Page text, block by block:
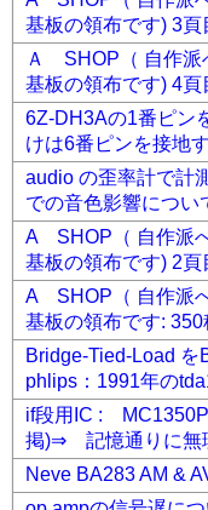
基板の領布です) 3頁
Ａ SHOP（ 自作派
基板の領布です) 4頁
6Z-DH3Aの1番ピン
けは6番ピンを接地
audio の歪率計で計
での音色影響につい
A SHOP（ 自作派
基板の領布です) 2頁
A SHOP（ 自作派
基板の領布です:
Bridge-Tied-Load
phlips：1991年の
if段用IC :
掲)⇒ 記憶通りに無
Neve BA283 AM &